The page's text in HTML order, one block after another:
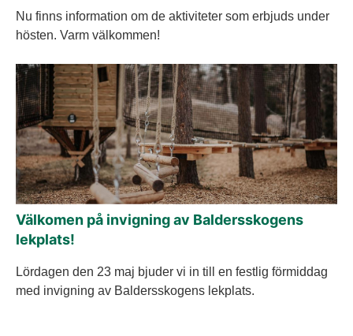
Nu finns information om de aktiviteter som erbjuds under
hösten. Varm välkommen!
Välkomen på invigning av Baldersskogens
lekplats!
Lördagen den 23 maj bjuder vi in till en festlig förmiddag
med invigning av Baldersskogens lekplats.